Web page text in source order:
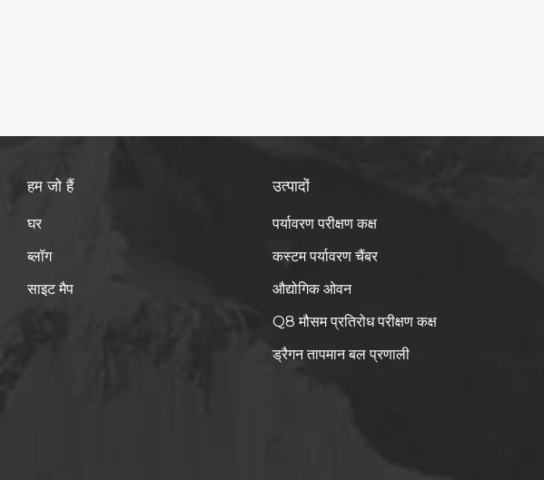
हम जो हैं
घर
ब्लॉग
साइट मैप
उत्पादों
पर्यावरण परीक्षण कक्ष
कस्टम पर्यावरण चैंबर
औद्योगिक ओवन
Q8 मौसम प्रतिरोध परीक्षण कक्ष
ड्रैगन तापमान बल प्रणाली